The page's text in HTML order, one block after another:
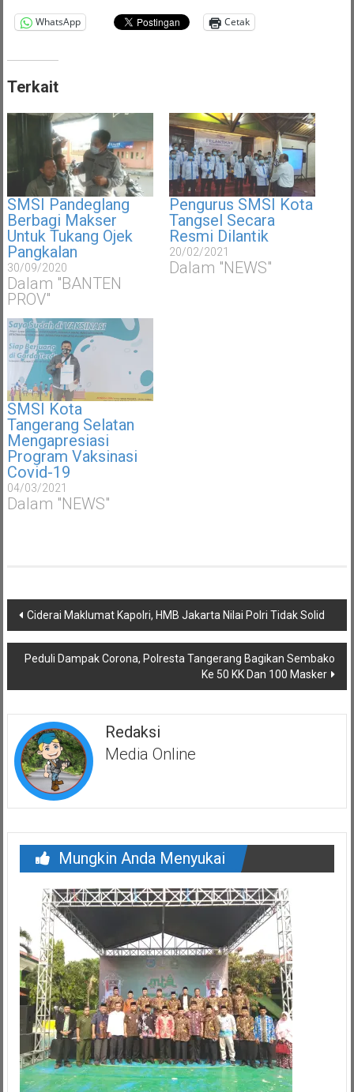
WhatsApp Cetak
Terkait
SMSI Pandeglang
Berbagi Makser
Untuk Tukang Ojek
Pangkalan
30/09/2020
Dalam "BANTEN
PROV"
Pengurus SMSI Kota
Tangsel Secara
Resmi Dilantik
20/02/2021
Dalam "NEWS"
SMSI Kota
Tangerang Selatan
Mengapresiasi
Program Vaksinasi
Covid-19
04/03/2021
Dalam "NEWS"
Navigasi
pos
Ciderai Maklumat Kapolri, HMB Jakarta Nilai Polri Tidak Solid
Peduli Dampak Corona, Polresta Tangerang Bagikan Sembako
Ke 50 KK Dan 100 Masker
Redaksi
Media Online
Mungkin Anda Menyukai